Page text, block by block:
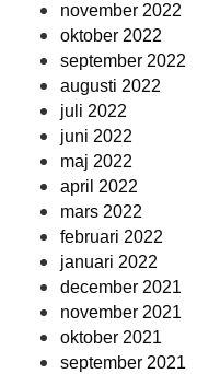
november 2022
oktober 2022
september 2022
augusti 2022
juli 2022
juni 2022
maj 2022
april 2022
mars 2022
februari 2022
januari 2022
december 2021
november 2021
oktober 2021
september 2021